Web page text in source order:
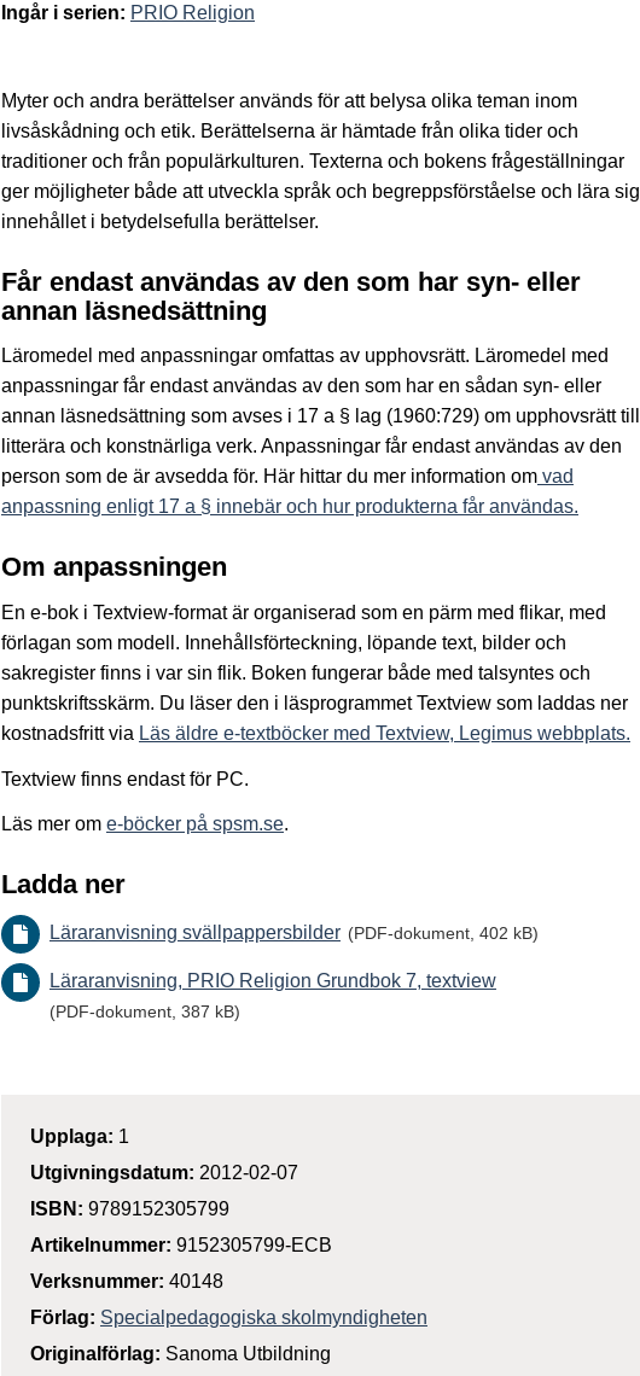
Ingår i serien: PRIO Religion
Myter och andra berättelser används för att belysa olika teman inom
livsåskådning och etik. Berättelserna är hämtade från olika tider och
traditioner och från populärkulturen. Texterna och bokens frågeställningar
ger möjligheter både att utveckla språk och begreppsförståelse och lära sig
innehållet i betydelsefulla berättelser.
Får endast användas av den som har syn- eller
annan läsnedsättning
Läromedel med anpassningar omfattas av upphovsrätt. Läromedel med
anpassningar får endast användas av den som har en sådan syn- eller
annan läsnedsättning som avses i 17 a § lag (1960:729) om upphovsrätt till
litterära och konstnärliga verk. Anpassningar får endast användas av den
person som de är avsedda för. Här hittar du mer information omvad
anpassning enligt 17 a § innebär och hur produkterna får användas.
Om anpassningen
En e-bok i Textview-format är organiserad som en pärm med flikar, med
förlagan som modell. Innehållsförteckning, löpande text, bilder och
sakregister finns i var sin flik. Boken fungerar både med talsyntes och
punktskriftsskärm. Du läser den i läsprogrammet Textview som laddas ner
kostnadsfritt via Läs äldre e-textböcker med Textview, Legimus webbplats.
Textview finns endast för PC.
Läs mer om e-böcker på spsm.se.
Ladda ner
Läraranvisning svällpappersbilder (PDF-dokument, 402 kB)
Läraranvisning, PRIO Religion Grundbok 7, textview
(PDF-dokument, 387 kB)
Upplaga: 1
Utgivningsdatum: 2012-02-07
ISBN: 9789152305799
Artikelnummer: 9152305799-ECB
Verksnummer: 40148
Förlag: Specialpedagogiska skolmyndigheten
Originalförlag: Sanoma Utbildning